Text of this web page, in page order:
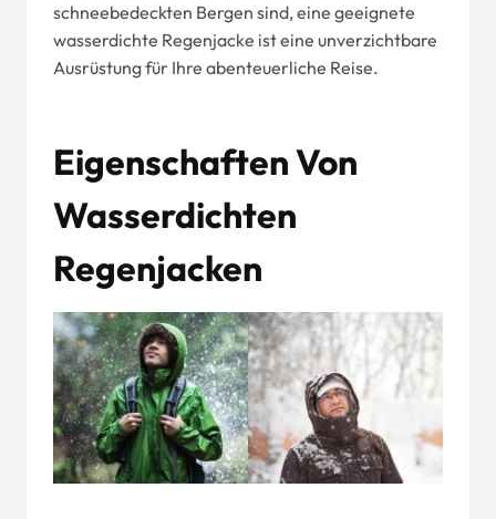
schneebedeckten Bergen sind, eine geeignete
wasserdichte Regenjacke ist eine unverzichtbare
Ausrüstung für Ihre abenteuerliche Reise.
Eigenschaften Von
Wasserdichten
Regenjacken